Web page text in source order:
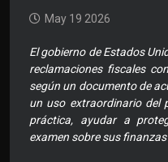
May 19 2026
El gobierno de Estados
reclamaciones fiscales
según un documento de
un uso extraordinario del
práctica, ayudar a
examen sobre sus